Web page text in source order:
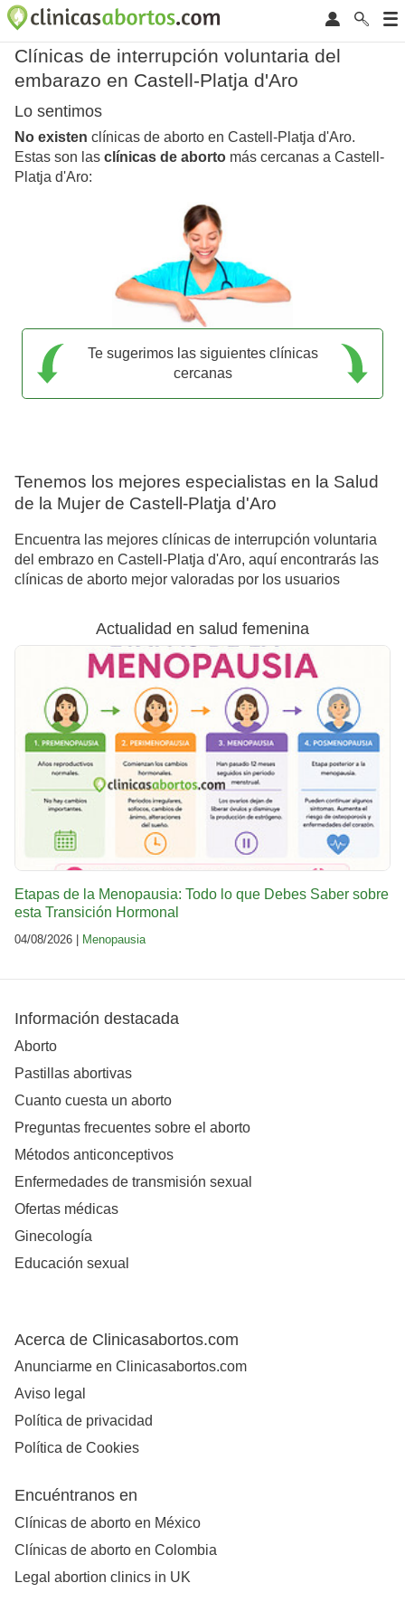
Clínicas de interrupción voluntaria del
embarazo en Castell-Platja d'Aro
Lo sentimos
No existen clínicas de aborto en Castell-Platja d'Aro.
Estas son las clínicas de aborto más cercanas a Castell-
Platja d'Aro:
Te sugerimos las siguientes clínicas
cercanas
Tenemos los mejores especialistas en la Salud
de la Mujer de Castell-Platja d'Aro
Encuentra las mejores clínicas de interrupción voluntaria
del embrazo en Castell-Platja d'Aro, aquí encontrarás las
clínicas de aborto mejor valoradas por los usuarios
Actualidad en salud femenina
Etapas de la Menopausia: Todo lo que Debes Saber sobre
esta Transición Hormonal
04/08/2026 | Menopausia
Información destacada
Aborto
Pastillas abortivas
Cuanto cuesta un aborto
Preguntas frecuentes sobre el aborto
Métodos anticonceptivos
Enfermedades de transmisión sexual
Ofertas médicas
Ginecología
Educación sexual
Acerca de Clinicasabortos.com
Anunciarme en Clinicasabortos.com
Aviso legal
Política de privacidad
Política de Cookies
Encuéntranos en
Clínicas de aborto en México
Clínicas de aborto en Colombia
Legal abortion clinics in UK